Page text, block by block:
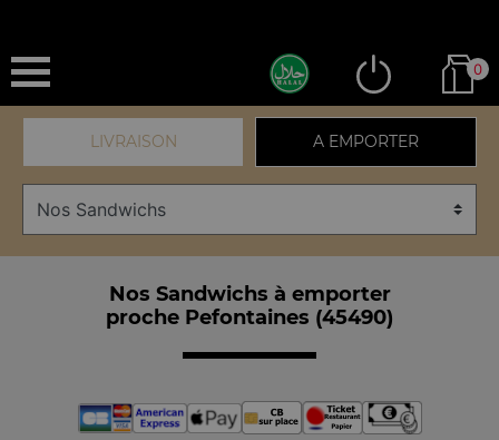
0
LIVRAISON A EMPORTER
Nos Sandwichs à emporter
proche Pefontaines (45490)